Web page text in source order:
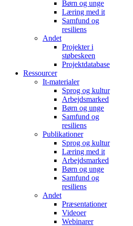
Børn og unge
Læring med it
Samfund og
resiliens
Andet
Projekter i
støbeskeen
Projektdatabase
Ressourcer
It-materialer
Sprog og kultur
Arbejdsmarked
Børn og unge
Samfund og
resiliens
Publikationer
Sprog og kultur
Læring med it
Arbejdsmarked
Børn og unge
Samfund og
resiliens
Andet
Præsentationer
Videoer
Webinarer